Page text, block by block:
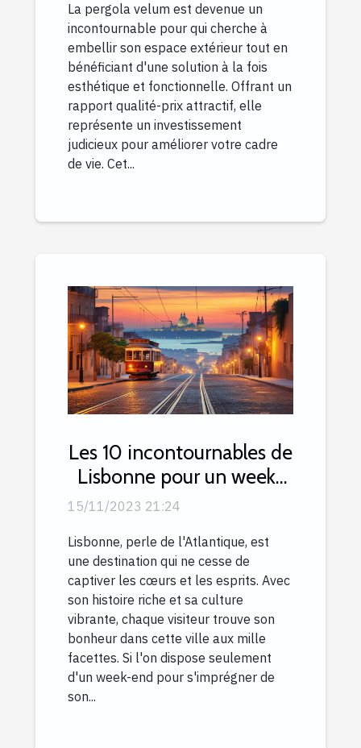
La pergola velum est devenue un
incontournable pour qui cherche à
embellir son espace extérieur tout en
bénéficiant d'une solution à la fois
esthétique et fonctionnelle. Offrant un
rapport qualité-prix attractif, elle
représente un investissement
judicieux pour améliorer votre cadre
de vie. Cet...
Les 10 incontournables de
Lisbonne pour un week-
end inoubliable
15/11/2023 21:24
Lisbonne, perle de l'Atlantique, est
une destination qui ne cesse de
captiver les cœurs et les esprits. Avec
son histoire riche et sa culture
vibrante, chaque visiteur trouve son
bonheur dans cette ville aux mille
facettes. Si l'on dispose seulement
d'un week-end pour s'imprégner de
son...